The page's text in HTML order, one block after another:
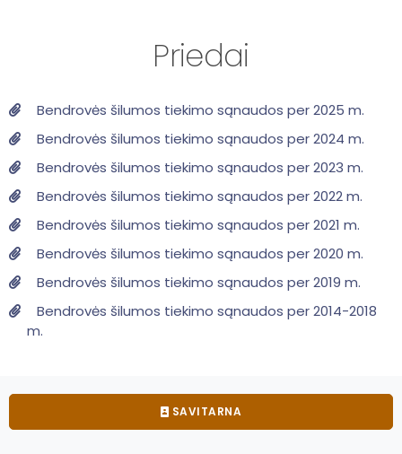
Priedai
Bendrovės šilumos tiekimo sąnaudos per 2025 m.
Bendrovės šilumos tiekimo sąnaudos per 2024 m.
Bendrovės šilumos tiekimo sąnaudos per 2023 m.
Bendrovės šilumos tiekimo sąnaudos per 2022 m.
Bendrovės šilumos tiekimo sąnaudos per 2021 m.
Bendrovės šilumos tiekimo sąnaudos per 2020 m.
Bendrovės šilumos tiekimo sąnaudos per 2019 m.
Bendrovės šilumos tiekimo sąnaudos per 2014-2018
m.
SAVITARNA